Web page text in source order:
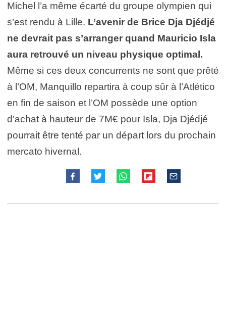
Michel l’a même écarté du groupe olympien qui
s’est rendu à Lille. L’avenir de Brice Dja Djédjé
ne devrait pas s’arranger quand Mauricio Isla
aura retrouvé un niveau physique optimal.
Même si ces deux concurrents ne sont que prêté
à l’OM, Manquillo repartira à coup sûr à l’Atlético
en fin de saison et l’OM possède une option
d’achat à hauteur de 7M€ pour Isla, Dja Djédjé
pourrait être tenté par un départ lors du prochain
mercato hivernal.